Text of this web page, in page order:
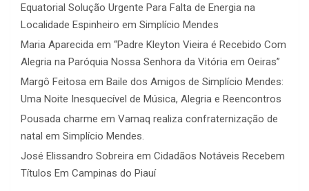
Equatorial Solução Urgente Para Falta de Energia na
Localidade Espinheiro em Simplício Mendes
Maria Aparecida em “Padre Kleyton Vieira é Recebido Com
Alegria na Paróquia Nossa Senhora da Vitória em Oeiras”
Margô Feitosa em Baile dos Amigos de Simplício Mendes:
Uma Noite Inesquecível de Música, Alegria e Reencontros
Pousada charme em Vamaq realiza confraternização de
natal em Simplício Mendes.
José Elissandro Sobreira em Cidadãos Notáveis Recebem
Títulos Em Campinas do Piauí